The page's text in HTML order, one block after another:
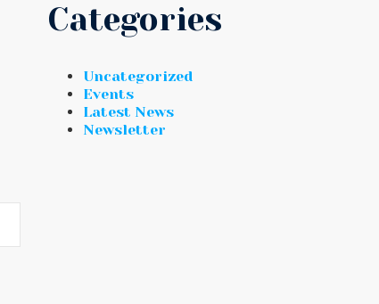
Categories
Uncategorized
Events
Latest News
Newsletter